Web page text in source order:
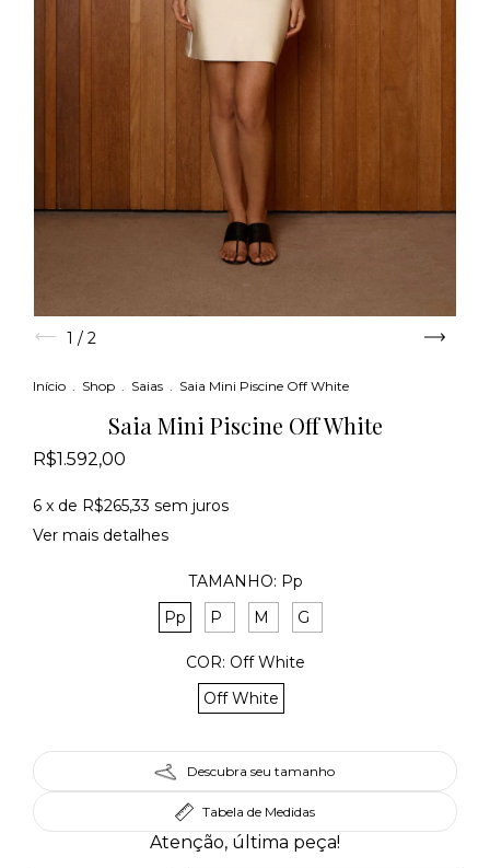
1 / 2
Início . Shop . Saias . Saia Mini Piscine Off White
Saia Mini Piscine Off White
R$1.592,00
6 x de R$265,33 sem juros
Ver mais detalhes
TAMANHO: Pp
Pp
P M G
COR: Off White
Off White
Descubra seu tamanho
Tabela de Medidas
Atenção, última peça!